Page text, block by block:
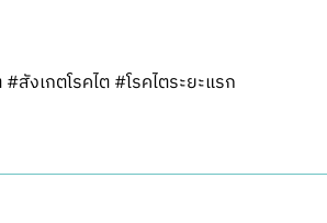
งเกตโรคไต #โรคไตระยะแรก